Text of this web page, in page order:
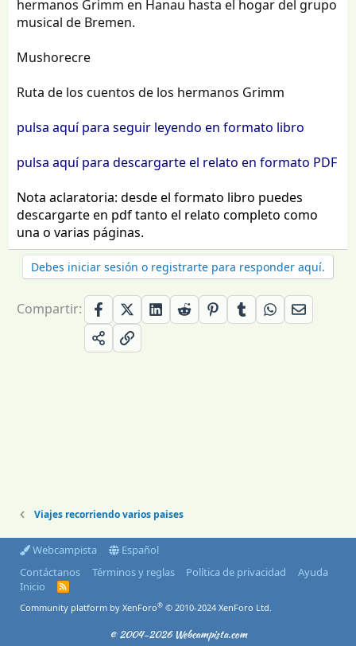
hermanos Grimm en Hanau hasta el hogar del grupo
musical de Bremen.
Mushorecre
Ruta de los cuentos de los hermanos Grimm
pulsa aquí para seguir leyendo en formato libro
pulsa aquí para descargarte el relato en formato PDF
Nota aclaratoria: desde el formato libro puedes
descargarte en pdf tanto el relato completo como
una o varias páginas.
Debes iniciar sesión o registrarte para responder aquí.
Compartir:
Viajes recorriendo varios paises
Webcampista
Español
Contáctanos
Términos y reglas Política de privacidad
Ayuda
Inicio
R
S
Community platform by XenForo® © 2010-2024 XenForo Ltd.
© 2004-2026 Webcampista.com